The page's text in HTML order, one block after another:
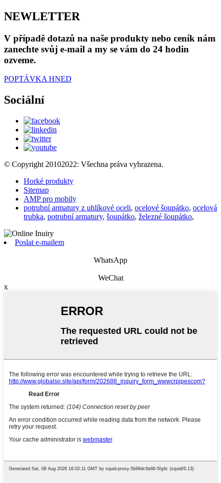
NEWLETTER
V případě dotazů na naše produkty nebo ceník nám
zanechte svůj e-mail a my se vám do 24 hodin
ozveme.
POPTÁVKA HNED
Sociální
© Copyright 20102022: Všechna práva vyhrazena.
Horké produkty
Sitemap
AMP pro mobily
potrubní armatury z uhlíkové oceli, ocelové šoupátko, ocelová
trubka, potrubní armatury, šoupátko, železné šoupátko,
Poslat e-mailem
WhatsApp
WeChat
x